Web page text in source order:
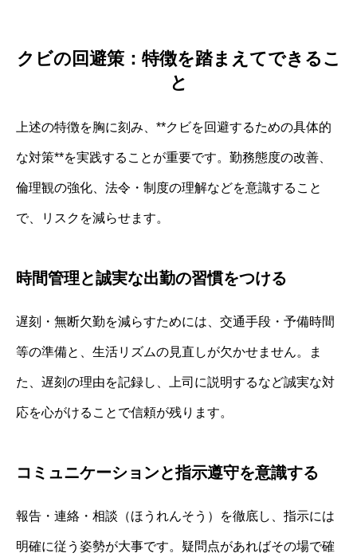
クビの回避策：特徴を踏まえてできるこ
と
上述の特徴を胸に刻み、**クビを回避するための具体的
な対策**を実践することが重要です。勤務態度の改善、
倫理観の強化、法令・制度の理解などを意識すること
で、リスクを減らせます。
時間管理と誠実な出勤の習慣をつける
遅刻・無断欠勤を減らすためには、交通手段・予備時間
等の準備と、生活リズムの見直しが欠かせません。ま
た、遅刻の理由を記録し、上司に説明するなど誠実な対
応を心がけることで信頼が残ります。
コミュニケーションと指示遵守を意識する
報告・連絡・相談（ほうれんそう）を徹底し、指示には
明確に従う姿勢が大事です。疑問点があればその場で確